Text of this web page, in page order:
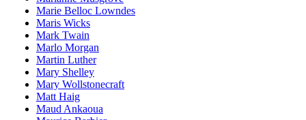
Marie Belloc Lowndes
Maris Wicks
Mark Twain
Marlo Morgan
Martin Luther
Mary Shelley
Mary Wollstonecraft
Matt Haig
Maud Ankaoua